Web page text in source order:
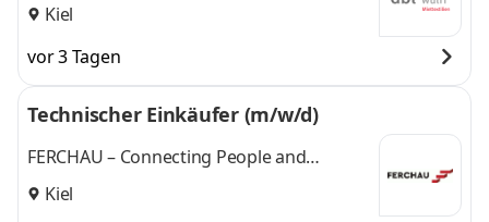
Kiel
vor 3 Tagen
Technischer Einkäufer (m/w/d)
FERCHAU – Connecting People and
Technologies
Kiel